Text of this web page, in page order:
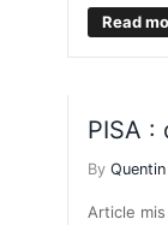
Read
PISA :
By Quentin
Article